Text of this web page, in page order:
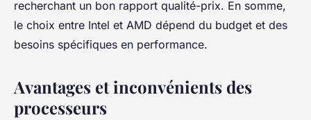
recherchant un bon rapport qualité-prix. En somme,
le choix entre Intel et AMD dépend du budget et des
besoins spécifiques en performance.
Avantages et inconvénients des
processeurs